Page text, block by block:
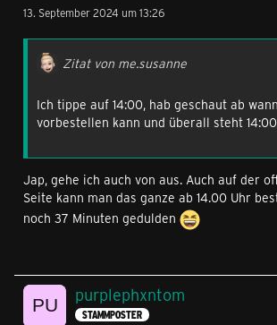
13. September 2024 um 13:26
Zitat von me.susanne
Ich tippe auf 14:00, hab geschaut ab
vorbestellen kann und überall steht
Jap, gehe ich auch von aus. Auch auf der
Seite kann man das ganze ab 14.00 Uhr
noch 37 Minuten gedulden
purplephxntom
STAMMPOSTER